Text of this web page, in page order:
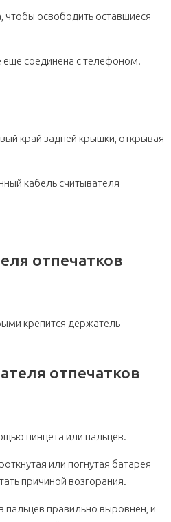
чтобы освободить оставшиеся
еще соединена с телефоном.
край задней крышки, открывая
кабель считывателя
отпечатков
крепится держатель
отпечатков
пинцета или пальцев.
или погнутая батарея
причиной возгорания.
пальцев правильно выровнен, и